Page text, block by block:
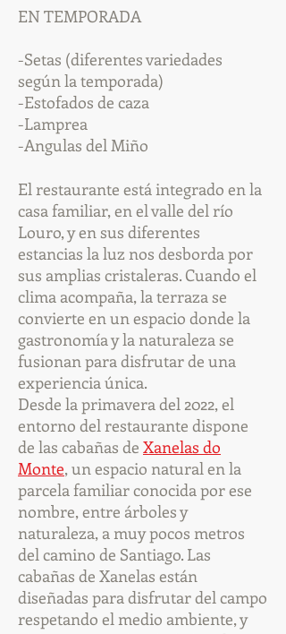
EN TEMPORADA
-Setas (diferentes variedades
según la temporada)
-Estofados de caza
-Lamprea
-Angulas del Miño
El restaurante está integrado en la
casa familiar, en el valle del río
Louro, y en sus diferentes
estancias la luz nos desborda por
sus amplias cristaleras. Cuando el
clima acompaña, la terraza se
convierte en un espacio donde la
gastronomía y la naturaleza se
fusionan para disfrutar de una
experiencia única.
Desde la primavera del 2022, el
entorno del restaurante dispone
de las cabañas de Xanelas do
Monte, un espacio natural en la
parcela familiar conocida por ese
nombre, entre árboles y
naturaleza, a muy pocos metros
del camino de Santiago. Las
cabañas de Xanelas están
diseñadas para disfrutar del campo
respetando el medio ambiente, y